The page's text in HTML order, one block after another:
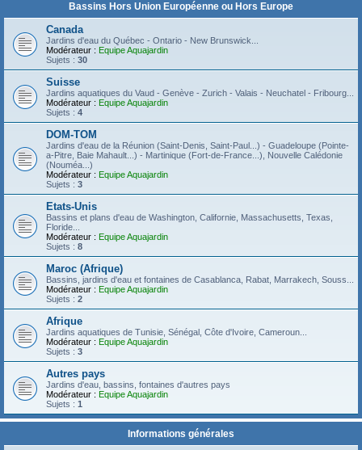
Bassins Hors Union Européenne ou Hors Europe
Canada
Jardins d'eau du Québec - Ontario - New Brunswick...
Modérateur : Equipe Aquajardin
Sujets : 30
Suisse
Jardins aquatiques du Vaud - Genève - Zurich - Valais - Neuchatel - Fribourg...
Modérateur : Equipe Aquajardin
Sujets : 4
DOM-TOM
Jardins d'eau de la Réunion (Saint-Denis, Saint-Paul...) - Guadeloupe (Pointe-
a-Pitre, Baie Mahault...) - Martinique (Fort-de-France...), Nouvelle Calédonie
(Nouméa...)
Modérateur : Equipe Aquajardin
Sujets : 3
Etats-Unis
Bassins et plans d'eau de Washington, Californie, Massachusetts, Texas,
Floride...
Modérateur : Equipe Aquajardin
Sujets : 8
Maroc (Afrique)
Bassins, jardins d'eau et fontaines de Casablanca, Rabat, Marrakech, Souss...
Modérateur : Equipe Aquajardin
Sujets : 2
Afrique
Jardins aquatiques de Tunisie, Sénégal, Côte d'Ivoire, Cameroun...
Modérateur : Equipe Aquajardin
Sujets : 3
Autres pays
Jardins d'eau, bassins, fontaines d'autres pays
Modérateur : Equipe Aquajardin
Sujets : 1
Informations générales